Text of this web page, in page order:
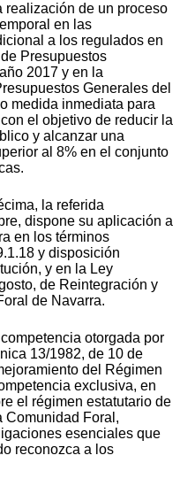
realización de un proceso
en las
a los regulados en
Presupuestos
2017 y en la
Generales del
medida inmediata para
el objetivo de reducir la
y alcanzar una
al 8% en el conjunto
la referida
dispone su aplicación a
en los términos
y disposición
y en la Ley
de Reintegración y
de Navarra.
otorgada por
13/1982, de 10 de
del Régimen
exclusiva, en
el régimen estatutario de
Comunidad Foral,
esenciales que
reconozca a los